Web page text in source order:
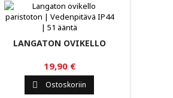
LANGATON OVIKELLO
19,90 €
 Ostoskoriin